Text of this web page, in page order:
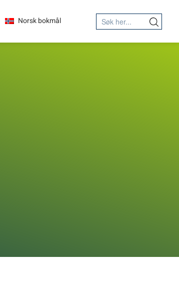
Norsk bokmål Search
for: Search Button